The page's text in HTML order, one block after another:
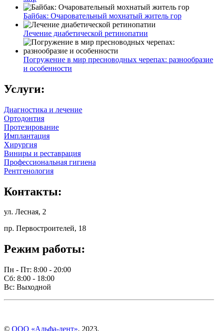
Байбак: Очаровательный мохнатый житель гор
Лечение диабетической ретинопатии
Погружение в мир пресноводных черепах: разнообразие
и особенности
Услуги:
Диагностика и лечение
Ортодонтия
Протезирование
Имплантация
Хирургия
Виниры и реставрация
Профессиональная гигиена
Рентгенология
Контакты:
ул. Лесная, 2
пр. Первостроителей, 18
Режим работы:
Пн - Пт: 8:00 - 20:00
Сб: 8:00 - 18:00
Вс: Выходной
© ООО «Альфа-дент», 2023.